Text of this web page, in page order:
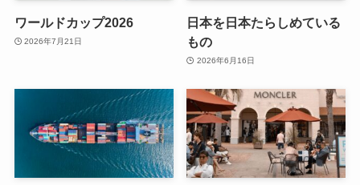
ワールドカップ2026
2026年7月21日
日本を日本たらしめている
もの
2026年6月16日